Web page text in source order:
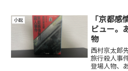
小説
「京都
ビュー。
物
西村京太郎
旅行殺人事
登場人物、